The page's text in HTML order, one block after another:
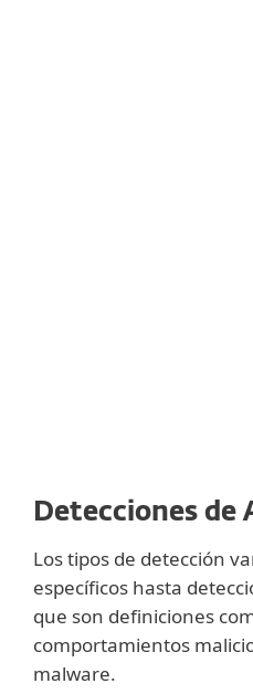
Detecciones de
Los tipos de detección
específicos hasta
que son definiciones
comportamientos
malware.